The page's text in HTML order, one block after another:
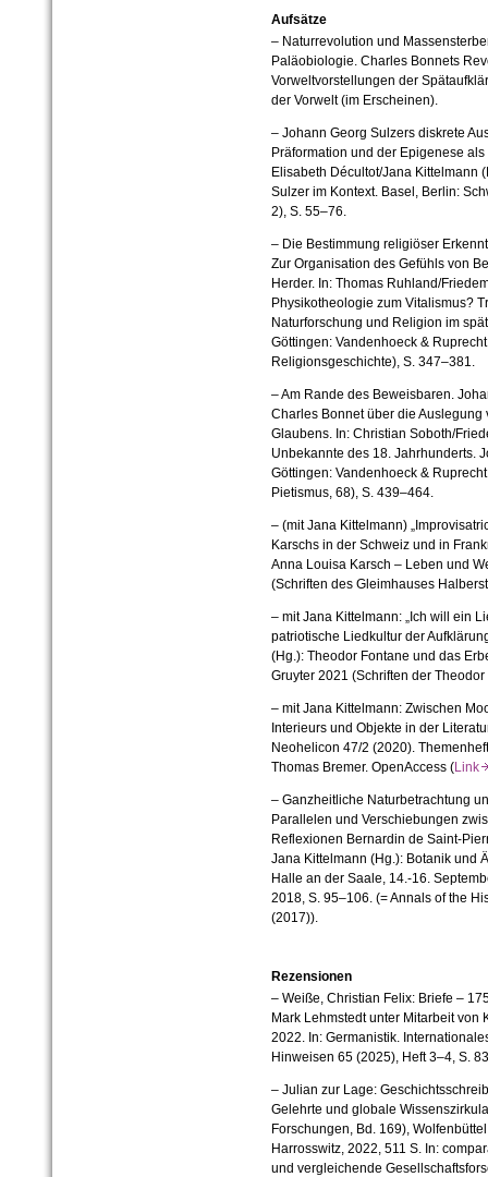
Aufsätze
– Naturrevolution und
Paläobiologie. Charles Bonnets
Vorweltvorstellungen der
der Vorwelt (im Erscheinen).
– Johann Georg Sulzers diskrete
Präformation und der Epigenese
Elisabeth Décultot/Jana Kittelmann
Sulzer im Kontext. Basel, Berlin:
2), S. 55–76.
– Die Bestimmung religiöser
Zur Organisation des Gefühls von
Herder. In: Thomas Ruhland/
Physikotheologie zum Vitalismus?
Naturforschung und Religion im
Göttingen: Vandenhoeck &
Religionsgeschichte), S. 347–381.
– Am Rande des Beweisbaren.
Charles Bonnet über die
Glaubens. In: Christian Soboth/
Unbekannte des 18. Jahrhunderts.
Göttingen: Vandenhoeck &
Pietismus, 68), S. 439–464.
– (mit Jana Kittelmann)
Karschs in der Schweiz und in
Anna Louisa Karsch – Leben und
(Schriften des Gleimhauses
– mit Jana Kittelmann: „Ich will ein
patriotische Liedkultur der
(Hg.): Theodor Fontane und das
Gruyter 2021 (Schriften der
– mit Jana Kittelmann: Zwischen
Interieurs und Objekte in der
Neohelicon 47/2 (2020).
Thomas Bremer. OpenAccess (Link
– Ganzheitliche Naturbetrachtung
Parallelen und Verschiebungen
Reflexionen Bernardin de Saint-
Jana Kittelmann (Hg.): Botanik und
Halle an der Saale, 14.-16.
2018, S. 95–106. (= Annals of the
(2017)).
Rezensionen
– Weiße, Christian Felix: Briefe –
Mark Lehmstedt unter Mitarbeit von
2022. In: Germanistik.
Hinweisen 65 (2025), Heft 3–4, S.
– Julian zur Lage:
Gelehrte und globale
Forschungen, Bd. 169),
Harrosswitz, 2022, 511 S.In:
und vergleichende